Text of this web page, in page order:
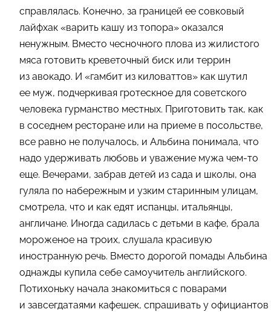
справлялась. Конечно, за границей ее совковый
лайфхак «варить кашу из топора» оказался
ненужным. Вместо чесночного плова из жилистого
мяса готовить креветочный биск или террин
из авокадо. И «гамбит из киловаттов» как шутил
ее муж, подчеркивая гротескное для советского
человека гурманство местных. Приготовить так, как
в соседнем ресторане или на приеме в посольстве,
все равно не получалось, и Альбина понимала, что
надо удерживать любовь и уважение мужа чем-то
еще. Вечерами, забрав детей из сада и школы, она
гуляла по набережным и узким старинным улицам,
смотрела, что и как едят испанцы, итальянцы,
англичане. Иногда садилась с детьми в кафе, брала
мороженое на троих, слушала красивую
иностранную речь. Вместо дорогой помады Альбина
однажды купила себе самоучитель английского.
Потихоньку начала знакомиться с поварами
и завсегдатаями кафешек, спрашивать у официантов